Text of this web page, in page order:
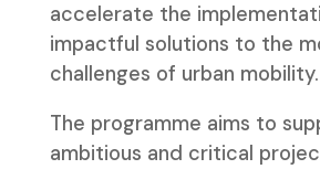
accelerate the
impactful solutions to the
challenges of urban mobility.
The programme aims to
ambitious and critical